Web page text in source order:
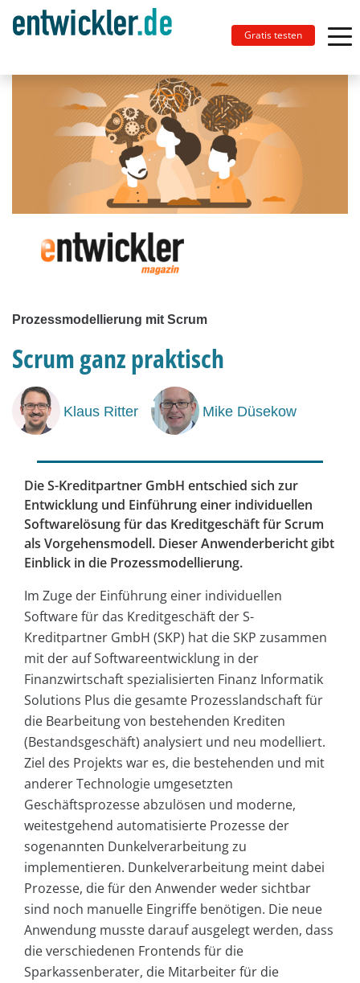
Gratis testen
Prozessmodellierung mit Scrum
Scrum ganz praktisch
Klaus Ritter Mike Düsekow
Die S-Kreditpartner GmbH entschied sich zur
Entwicklung und Einführung einer individuellen
Softwarelösung für das Kreditgeschäft für Scrum
als Vorgehensmodell. Dieser Anwenderbericht gibt
Einblick in die Prozessmodellierung.
Im Zuge der Einführung einer individuellen
Software für das Kreditgeschäft der S-
Kreditpartner GmbH (SKP) hat die SKP zusammen
mit der auf Softwareentwicklung in der
Finanzwirtschaft spezialisierten Finanz Informatik
Solutions Plus die gesamte Prozesslandschaft für
die Bearbeitung von bestehenden Krediten
(Bestandsgeschäft) analysiert und neu modelliert.
Ziel des Projekts war es, die bestehenden und mit
anderer Technologie umgesetzten
Geschäftsprozesse abzulösen und moderne,
weitestgehend automatisierte Prozesse der
sogenannten Dunkelverarbeitung zu
implementieren. Dunkelverarbeitung meint dabei
Prozesse, die für den Anwender weder sichtbar
sind noch manuelle Eingriffe benötigen. Die neue
Anwendung musste darauf ausgelegt werden, dass
die verschiedenen Frontends für die
Sparkassenberater, die Mitarbeiter für die